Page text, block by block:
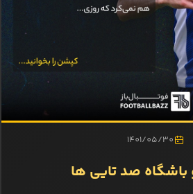
1401/05/30
صد تایی ها